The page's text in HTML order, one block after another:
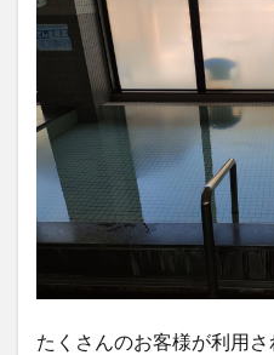
たくさんのお客様が利用